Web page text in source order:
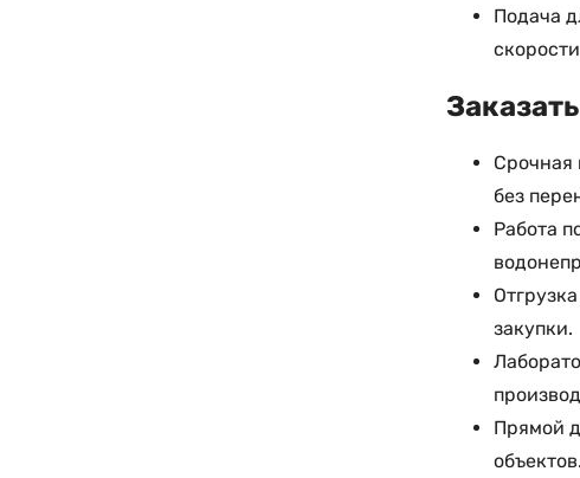
Подача
Срочная
без
Работа
закупки.
Прямой
объектов.